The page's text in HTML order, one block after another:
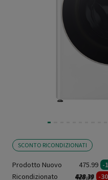
SCONTO RICONDIZIONATI
Prodotto Nuovo 475.99 -
Ricondizionato
Prezzo
428.39a -